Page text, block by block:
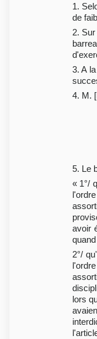
1.
de
2.
3. A
4. M.
5. Le
« 1°/
avoir
2°/
lors